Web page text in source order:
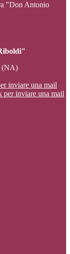
"Don Antonio
(NA)
inviare una mail
per inviare una mail